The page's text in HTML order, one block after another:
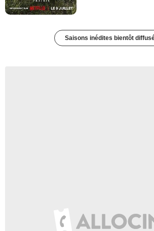
Saisons inédites bientôt